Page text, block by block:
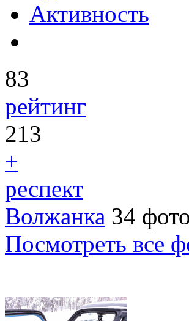
Активность
83
рейтинг
213
+
респект
Волжанка 34 фото
Посмотреть все